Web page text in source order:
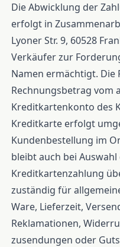
Die Abwicklung der
erfolgt in
Lyoner Str. 9, 60528
Verkäufer zur
Namen ermächtigt. Die
Rechnungsbetrag vom
Kreditkartenkonto des
Kreditkarte erfolgt
Kundenbestellung im
bleibt auch bei
Kreditkartenzahlung
zuständig für
Ware, Lieferzeit,
Reklamationen,
zusendungen oder